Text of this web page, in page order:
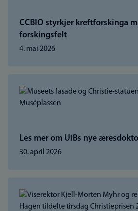
CCBIO styrkjer kreftforskinga
forskingsfelt
4. mai 2026
Les mer om UiBs nye
30. april 2026